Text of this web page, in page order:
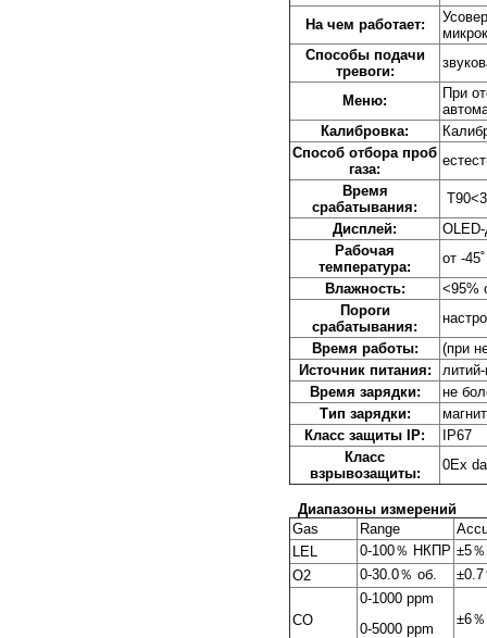
На чем работает:
Способы подачи
тревоги:
Меню:
При
Калибровка:
Способ отбора проб
газа:
Время
срабатывания:
Дисплей:
Рабочая
температура:
от -
Влажность:
<95%
Пороги
срабатывания:
Время работы:
(при
Источник питания:
Время зарядки:
не
Тип зарядки:
Класс защиты IP:
IP67
Класс
взрывозащиты:
0Ex
Диапазоны измерений
Gas
Range
LEL
0-100％ НКПР ±5
O2
0-30.0％ об. ±0.7
CO
0-1000 ppm
0-5000 ppm
±6％